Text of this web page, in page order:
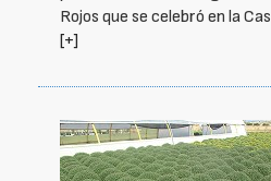
Rojos que se celebró en la
[+]